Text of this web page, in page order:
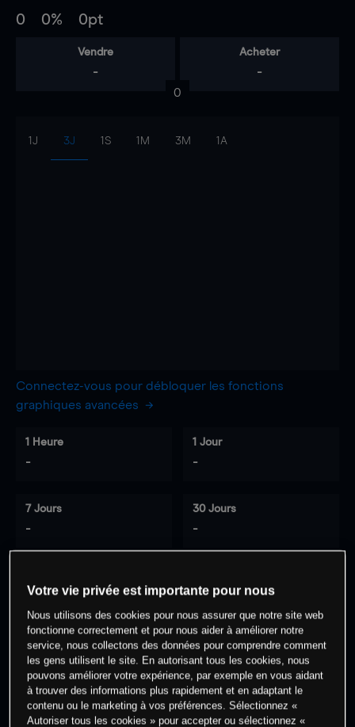
0 0% 0pt
Vendre
-
Acheter
-
0
1J 3J 1S 1M 3M 1A
Connectez-vous pour débloquer les fonctions
graphiques avancées
1 Heure
-
1 Jour
-
7 Jours
-
30 Jours
-
0% des clients ont une position à
cet actif
Commencez à trader
Votre vie privée est importante pour nous
Nous utilisons des cookies pour nous assurer que notre site web
fonctionne correctement et pour nous aider à améliorer notre
service, nous collectons des données pour comprendre comment
les gens utilisent le site. En autorisant tous les cookies, nous
pouvons améliorer votre expérience, par exemple en vous aidant
à trouver des informations plus rapidement et en adaptant le
contenu ou le marketing à vos préférences. Sélectionnez «
Autoriser tous les cookies » pour accepter ou sélectionnez «